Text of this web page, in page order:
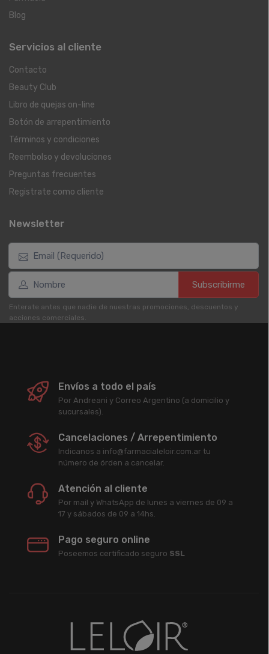
Blog
Servicios al cliente
Contacto
Beauty Club
Libro de quejas on-line
Botón de arrepentimiento
Términos y condiciones
Reembolso y devoluciones
Preguntas frecuentes
Registrate como cliente
Newsletter
Subscribirme
Enterate antes que nadie de nuestras promociones, descuentos y
acciones comerciales.
Envíos a todo el país
Por Andreani y Correo Argentino (a domicilio y
sucursales).
Cancelaciones / Arrepentimiento
Indicanos a info@farmacialeloir.com.ar tu
número de órden a cancelar.
Atención al cliente
Por mail y WhatsApp de lunes a viernes de 09 a
17 y sábados de 09 a 14hs.
Pago seguro online
Poseemos certificado seguro SSL